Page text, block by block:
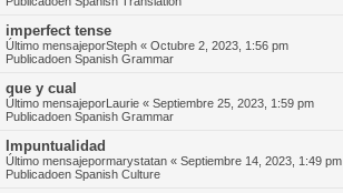
imperfect tense
Último mensajeporSteph « Octubre 2, 2023, 1:56 pm
Publicadoen Spanish Grammar
que y cual
Último mensajeporLaurie « Septiembre 25, 2023, 1:59 pm
Publicadoen Spanish Grammar
Impuntualidad
Último mensajepormarystatan « Septiembre 14, 2023, 1:49 pm
Publicadoen Spanish Culture